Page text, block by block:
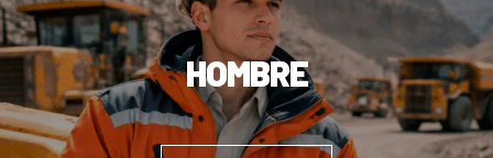
HOMBRE